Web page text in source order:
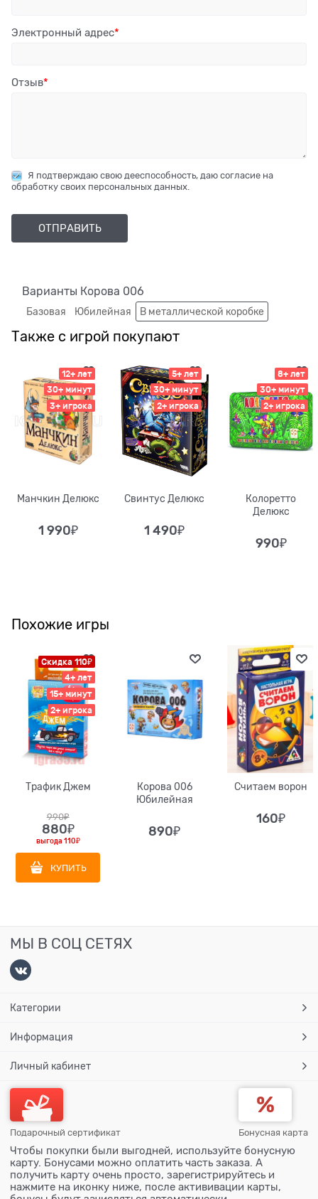
Электронный адрес
Отзыв
Я подтверждаю свою дееспособность, даю согласие на
обработку своих персональных данных.
Варианты Корова 006
Базовая Юбилейная В металлической коробке
Также с игрой покупают
12+ лет
30+ минут
3+ игрока
Манчкин Делюкс
1 990₽
5+ лет
30+ минут
2+ игрока
Свинтус Делюкс
1 490₽
8+ лет
30+ минут
2+ игрока
Колоретто
Делюкс
990₽
Похожие игры
Скидка 110₽
4+ лет
15+ минут
2+ игрока
Трафик Джем
990₽
880₽
выгода 110₽
КУПИТЬ
Корова 006
Юбилейная
890₽
Считаем ворон
160₽
МЫ В СОЦ СЕТЯХ
Категории
Информация
Личный кабинет
Подарочный сертификат Бонусная карта
Чтобы покупки были выгодней, используйте бонусную
карту. Бонусами можно оплатить часть заказа. А
получить карту очень просто, зарегистрируйтесь и
нажмите на иконку ниже, после актививации карты,